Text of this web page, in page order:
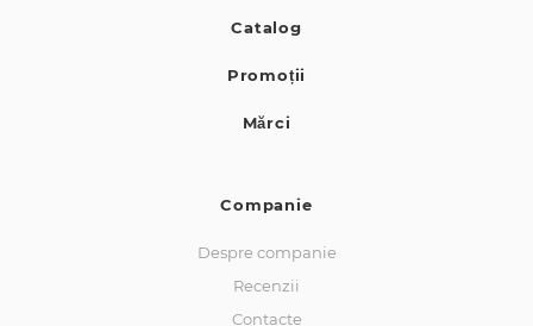
Catalog
Promoții
Mărci
Companie
Despre companie
Recenzii
Contacte